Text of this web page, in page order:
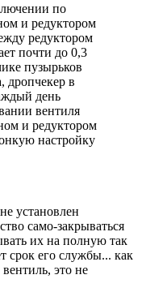
по
и редуктором
редуктором
почти до 0,3
пузырьков
дропчекер в
день
вентиля
и редуктором
настройку
установлен
само-закрываться
их на полную так
срок его службы... как
это не